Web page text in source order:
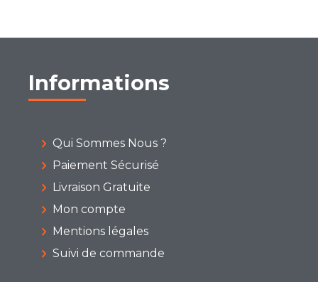
Informations
Qui Sommes Nous ?
Paiement Sécurisé
Livraison Gratuite
Mon compte
Mentions légales
Suivi de commande